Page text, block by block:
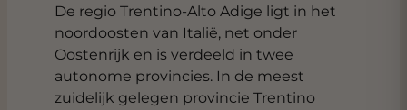
De regio Trentino-Alto Adige ligt in het
noordoosten van Italië, net onder
Oostenrijk en is verdeeld in twee
autonome provincies. In de meest
zuidelijk gelegen provincie Trentino